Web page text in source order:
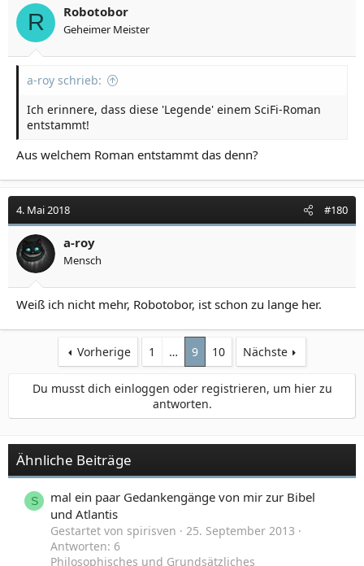
R Robotobor
Geheimer Meister
a-roy schrieb:
Ich erinnere, dass diese 'Legende' einem SciFi-Roman
entstammt!
Aus welchem Roman entstammt das denn?
4. Mai 2018 #180
a-roy
Mensch
Weiß ich nicht mehr, Robotobor, ist schon zu lange her.
Vorherige 1 … 9 10 Nächste
Du musst dich einloggen oder registrieren, um hier zu
antworten.
Ähnliche Beiträge
S
mal ein paar Gedankengänge von mir zur Bibel
und Atlantis
Gestartet von spirisven
25. September 2013
Antworten: 6
Philosophisches und Grundsätzliches